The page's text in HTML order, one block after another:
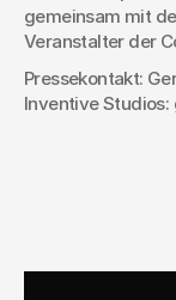
gemeinsam mit
Veranstalter der
Pressekontakt:
Inventive